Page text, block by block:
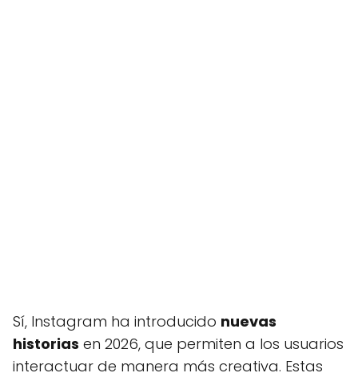
Sí, Instagram ha introducido nuevas
historias en 2026, que permiten a los usuarios
interactuar de manera más creativa. Estas